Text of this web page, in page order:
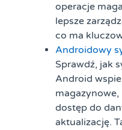
operacje
lepsze
co ma
Androidowy
Sprawdź, jak
Android
dostęp do
aktualizację.